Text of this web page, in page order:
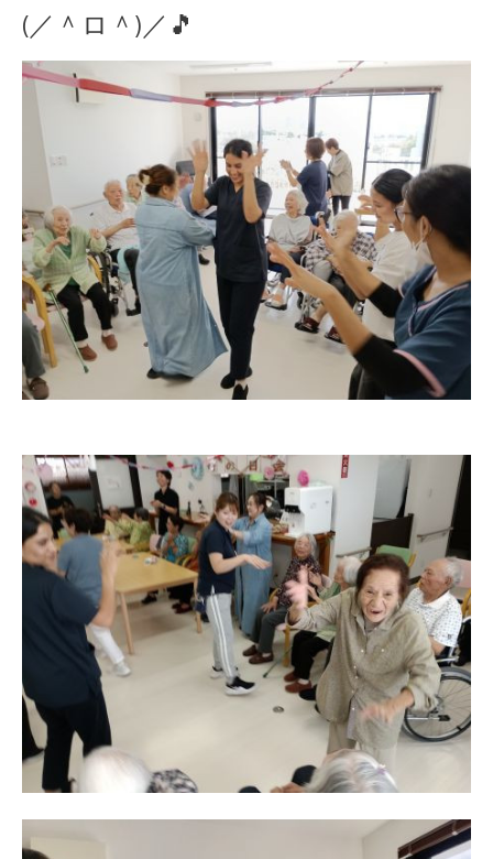
(／＾ロ＾)／🎵